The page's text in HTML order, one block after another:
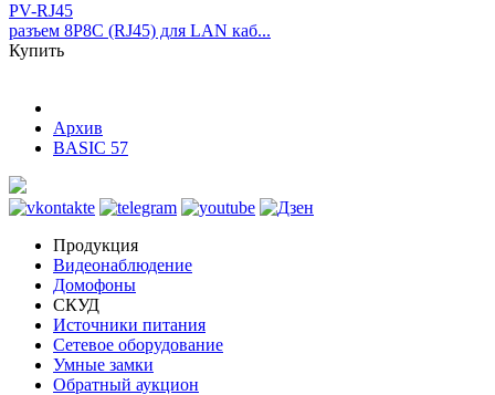
PV-RJ45
разъем 8P8C (RJ45) для LAN каб...
Купить
Архив
BASIC 57
Продукция
Видеонаблюдение
Домофоны
СКУД
Источники питания
Сетевое оборудование
Умные замки
Обратный аукцион